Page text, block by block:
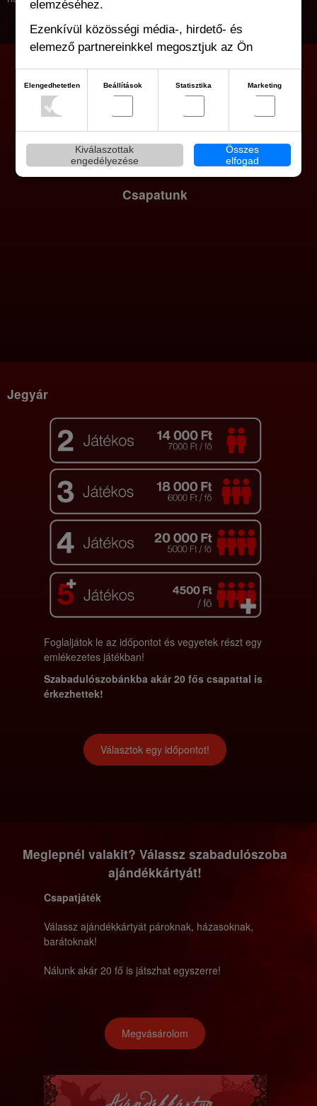
elemzéséhez.
Ezenkívül közösségi média-, hirdető- és
elemező partnereinkkel megosztjuk az Ön
kombinálhatják adatokat más olyan adatokkal,
amelyeket Ön adott meg számukra vagy az Ön
által használt más szolgáltatásokból gyűjtöttek.
Elengedhetetlen Beállítások Statisztika Marketing
Kiválaszottak
engedélyezése
Összes
elfogad
Csapatunk
Jegyár
Foglaljátok le az időpontot és vegyetek részt egy
emlékezetes játékban!
Szabadulószobánkba akár 20 fős csapattal is
érkezhettek!
Választok egy időpontot!
Meglepnél valakit? Válassz szabadulószoba
ajándékkártyát!
Csapatjáték
Válassz ajándékkártyát pároknak, házasoknak,
barátoknak!
Nálunk akár 20 fő is játszhat egyszerre!
Megvásárolom